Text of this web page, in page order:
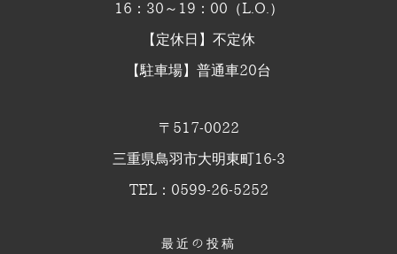
16：30～19：00（L.O.）
【定休日】不定休
【駐車場】普通車20台
〒517-0022
三重県鳥羽市大明東町16-3
TEL：0599-26-5252
最近の投稿